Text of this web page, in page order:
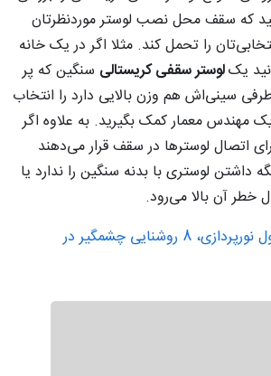
که سقف محل نصب لوستر موردنظرتان
را تحمل کند. مثلا اگر در یک خانه
یکلوستر سقفی کریستالی سنگین که پر
سینی‌اش هم وزن بالایی دارد را انتخاب
یک مهندس معمار کمک بگیرید. به علاوه اگر
اتصال لوسترها در سقف قرار می‌دهند
لوستری با بدنه سنگین را ندارد یا
آن بالا می‌رود.
اصول نورپردازی، 8 روشنایی چشمگیر در